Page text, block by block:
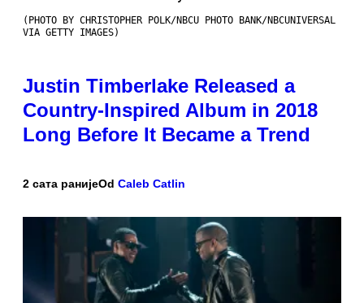
(PHOTO BY CHRISTOPHER POLK/NBCU PHOTO BANK/NBCUNIVERSAL
VIA GETTY IMAGES)
Justin Timberlake Released a
Country-Inspired Album in 2018
Long Before It Became a Trend
2 сата ранијеOd Caleb Catlin